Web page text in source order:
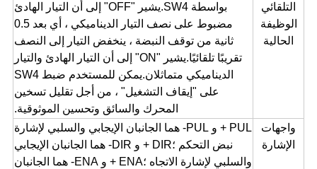
التلقائي
الوظيفة
الحالية
بواسطة SW4.يشير "OFF" إلى أن التيار الهادئ
مضبوط على نصف التيار الديناميكي ، أي بعد 0.5
ثانية من توقف النبضة ، ينخفض ​​التيار إلى النصف
تقريبًا تلقائيًا.يشير "ON" إلى أن التيار الهادئ والتيار
الديناميكي متماثلان.يمكن للمستخدم ضبط SW4
على "إيقاف التشغيل" ، من أجل تقليل تسخين
المحرك والسائق وتحسين الموثوقية.
واجهات
الإشارة
PUL + و PUL- هما الجانبان الإيجابي والسلبي لإشارة
نبض التحكم ؛DIR + و DIR- هما الجانبان الإيجابي
والسلبي لإشارة الاتجاه ؛ENA + و ENA- هما الجانبان